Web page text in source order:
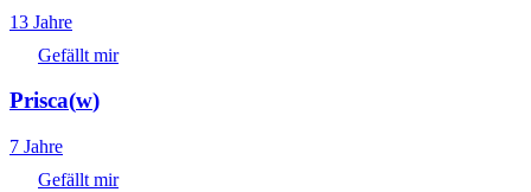
13 Jahre
Gefällt mir
Prisca(w)
7 Jahre
Gefällt mir